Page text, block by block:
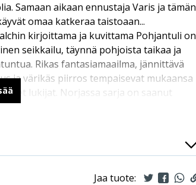
Samaan aikaan ennustaja Varis ja tämän
omaa katkeraa taistoaan...
kirjoittama ja kuvittama Pohjantuli on
seikkailu, täynnä pohjoista taikaa ja
Rikas fantasiamaailma, jännittävä
ja värikäs piirros tempaisevat mukaansa
lukijat. Norjassa sarja on saanut
palkintoja ja rikkonut myyntiennätyksiä, ja
Jaa tuote: